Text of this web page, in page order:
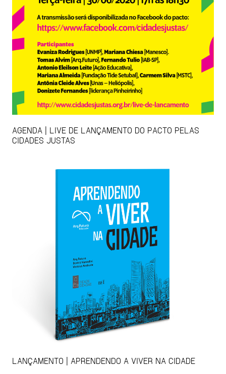
AGENDA | LIVE DE LANÇAMENTO DO PACTO PELAS
CIDADES JUSTAS
LANÇAMENTO | APRENDENDO A VIVER NA CIDADE